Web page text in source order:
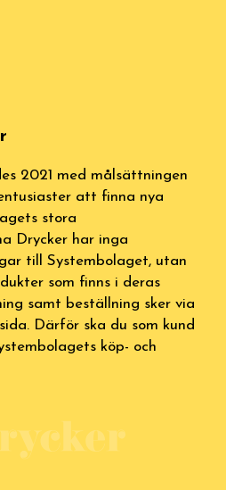
2021 med målsättningen
att finna nya
stora
Drycker har inga
till Systembolaget, utan
som finns i deras
samt beställning sker via
Därför ska du som kund
köp- och